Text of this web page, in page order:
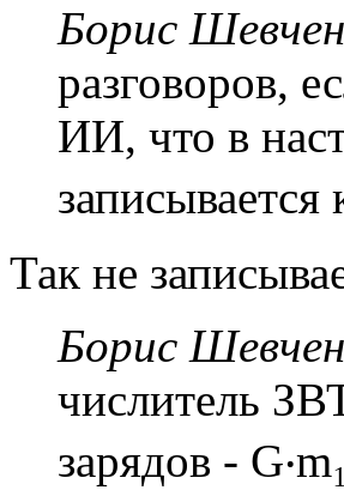
Борис
разговоров,
ИИ, что в
записывается
Так не
Борис
числитель
зарядов -